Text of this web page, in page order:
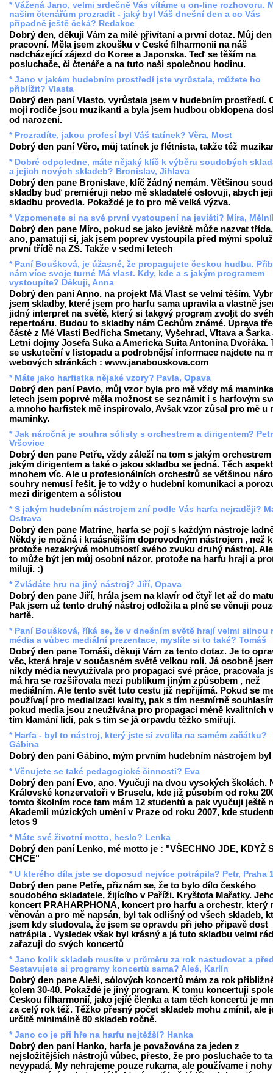
* Vážená Jano, velmi srdečně Vás vítáme u on-line rozhovoru.
našim čtenářům prozradit - jaký byl Váš dnešní den a co Vás
případně ještě čeká? Redakce
Dobrý den, děkuji Vám za milé přivítaní a první dotaz. Můj
pracovní. Měla jsem zkoušku v České filharmonii na náš
nadcházející zájezd do Koree a Japonska. Teď se těším na
posluchače, či čtenáře a na tuto naši společnou hodinu.
* Jano v jakém hudebním prostředí jste vyrůstala, můžete ho
přiblížit? Vlasta
Dobrý den paní Vlasto, vyrůstala jsem v hudebním prostředí.
moji rodiče jsou muzikanti a byla jsem hudbou obklopena
od narozeni.
* Prozradíte, jakou profesí byl Váš tatínek? Věra, Most
Dobrý den paní Věro, můj tatínek je flétnista, takže též
* Dobré odpoledne, máte nějaký klíč k výběru soudobých
a jejich nových skladeb? Bronislav, Jihlava
Dobrý den pane Bronislave, klíč žádný nemám. Většinou
skladby buď premiéruji nebo mě skladatelé oslovuji, abych
skladbu provedla. Pokaždé je to pro mě velká výzva.
* Vzpomenete si na své první vystoupení na jevišti? Míra,
Dobrý den pane Míro, pokud se jako jeviště může nazvat
ano, pamatuji si, jak jsem poprev vystoupila před mými
první třídě na ZŠ. Takže v sedmi letech
* Paní Boušková, je úžasné, že propagujete českou hudbu.
nám více svoje turné Má vlast. Kdy, kde a s jakým programem
vystoupíte? Děkuji, Anna
Dobrý den paní Anno, na projekt Má Vlast se velmi těším.
jsem skladby, které jsem pro harfu sama upravila a vlastně
jidný interpret na světě, který si takový program zvolit do
repertoáru. Budou to skladby nám Čechům známé. Úprava
částé z Mé Vlasti Bedřicha Smetany, Vyšehrad, Vltava a Šarka
Letní dojmy Josefa Suka a Americka Suita Antonína Dvořáka.
se uskuteční v listopadu a podrobnějsí informace najdete na
webových stránkách : www.janabouskova.com
* Máte jako harfistka nějaké vzory? Pavla, Opava
Dobrý den paní Pavlo, můj vzor byla pro mě vždy má
letech jsem poprvé měla možnost se seznámit i s harfovým
a mnoho harfistek mě inspirovalo, Avšak vzor zůsal pro mě u
maminky.
* Jak náročná je souhra sólisty s orchestrem a dirigentem?
Vršovice
Dobrý den pane Petře, vždy záleží na tom s jakým orchestrem
jakým dirigentem a také o jakou skladbu se jedná. Těch
mnohem víc. Ale u profesionálních orchestrů se většinou
souhry nemusí řešit. je to vdžy o hudební komunikaci a
mezi dirigentem a sólistou
* S jakým hudebním nástrojem zní podle Vás harfa nejraději?
Ostrava
Dobrý den pane Matrine, harfa se pojí s každým nástroje
Někdy je možná i kraásnějším doprovodným nástrojem , než
protože nezakrývá mohutností svého zvuku druhý nástroj.
to může být jen můj osobní názor, protože na harfu hraji a
miluji. :)
* Zvládáte hru na jiný nástroj? Jiří, Opava
Dobrý den pane Jiří, hrála jsem na klavír od čtyř let až do
Pak jsem už tento druhý nástroj odložila a plně se věnuji
harfě.
* Paní Boušková, říká se, že v dnešním světě hrají velmi silnou
média a vůbec mediální prezentace, myslíte si to také? Tomáš
Dobrý den pane Tomáši, děkuji Vám za tento dotaz. Je to
věc, která hraje v současném světě velkou roli. Já osobně
nikdy média nevyužívala pro propagaci své práce, pracovala
má hra se rozšiřovala mezi publikum jiným způsobem , než
mediálním. Ale tento svět tuto cestu již nepřijímá. Pokud se
používají pro medializaci kvality, pak s tím nesmírně
pokud media jsou zneužívána pro propagaci méně kvalitních
tím klamání lidí, pak s tím se já orpavdu těžko smiřuji.
* Harfa - byl to nástroj, který jste si zvolila na samém začátku?
Gábina
Dobrý den paní Gábino, mým prvním hudebním nástrojem byl
* Věnujete se také pedagogické činnosti? Eva
Dobrý den paní Evo, ano. Vyučuji na dvou vysokých školách.
Královské konzervatoři v Bruselu, kde již působím od roku
tomto školním roce tam mám 12 studentů a pak vyučuji ještě
Akademii múzických umění v Praze od roku 2007, kde
letos 9
* Máte své životní motto, heslo? Lenka
Dobrý den paní Lenko, mé motto je : "VŠECHNO JDE, KDYŽ
CHCE"
* U kterého díla jste se doposud nejvíce potrápila? Petr, Praha
Dobrý den pane Petře, přiznám se, že to bylo dílo českého
soudobého skladatele, žijícího v Paříži. Kryštofa Mařatky.
koncert PRAHARPHONA, koncert pro harfu a orchestr, který
věnován a pro mě napsán, byl tak odlišný od všech skladeb,
jsem kdy studovala, že jsem se opravdu při jeho připavě dost
natrápila . Vysledek však byl krásný a já tuto skladbu velmi
zařazuji do svých koncertů
* Jano kolik skladeb musíte v průměru za rok nastudovat a
Sestavujete si programy koncertů sama? Aleš, Karlín
Dobrý den pane Aleši, sólových koncertů mám za rok
kolem 30-40. Pokaždé je jiný program. K tomu koncertuji
Českou filharmonií, jako jejíé členka a tam těch koncertů je
za celý rok též. Těžko přesný počet skladeb mohu zmínit, ale
určitě minimálně 80 skladeb ročně.
* Jano co je při hře na harfu nejtěžší? Hanka
Dobrý den paní Hanko, harfa je považována za jeden z
nejsložitějších nástrojů vůbec, přesto, že pro posluchače to
nevypadá. My nehrajeme pouze rukama, ale používame i